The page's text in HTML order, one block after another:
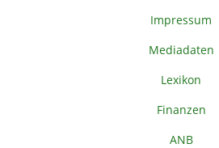
Impressum
Mediadaten
Lexikon
Finanzen
ANB